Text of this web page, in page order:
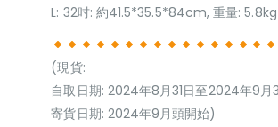
L: 32吋: 約41.5*35.5*84cm, 重量: 5.8kg
(現貨:
自取日期: 2024年8月31日至2024年9月
寄貨日期: 2024年9月頭開始)